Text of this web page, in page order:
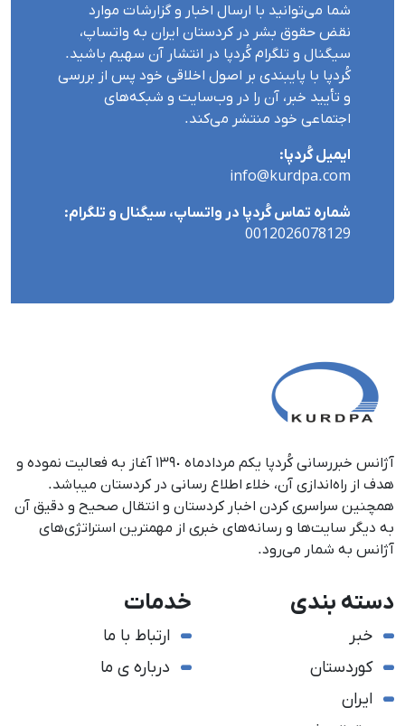
شما می‌توانید با ارسال اخبار و گزارشات موارد
نقض حقوق بشر در کردستان ایران بە واتساپ،
سیگنال و تلگرام کُردپا در انتشار آن سهیم باشید.
کُردپا با پایبندی بر اصول اخلاقی خود پس از بررسی
و تأیید خبر، آن را در وب‌سایت و شبکه‌های
اجتماعی خود منتشر می‌کند.
ایمیل کُردپا:
info@kurdpa.com
شماره تماس کُردپا در واتساپ، سیگنال و تلگرام:
0012026078129
آژانس خبررسانی کُردپا یکم مردادماه ١٣٩٠ آغاز به فعالیت نموده و
هدف از راه‌اندازی آن، خلاء اطلاع رسانی در کردستان می‎باشد.
همچنین سراسری کردن اخبار کردستان و انتقال صحیح و دقیق آن
به دیگر سایت‌ها و رسانه‌های خبری از مهمترین استراتژی‌های
آژانس به شمار می‌رود.
دسته بندی
خبر
کوردستان
ایران
خدمات
ارتباط با ما
درباره ی ما